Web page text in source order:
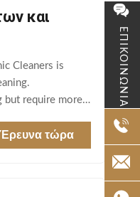
ΕΠΙΚΟΙΝΩΝΙΑ
και
Cleaners is
but require more
Έρευνα τώρα